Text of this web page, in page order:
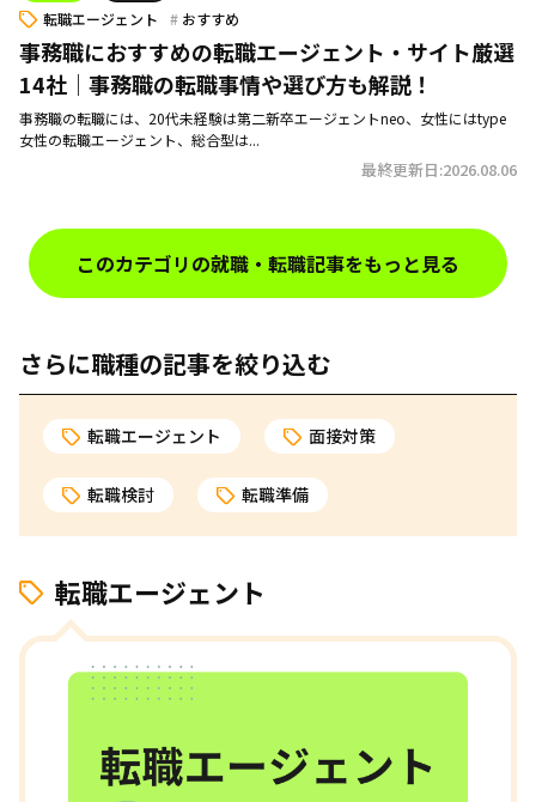
転職エージェント
おすすめ
事務職におすすめの転職エージェント・サイト厳選
14社｜事務職の転職事情や選び方も解説！
事務職の転職には、20代未経験は第二新卒エージェントneo、女性にはtype
女性の転職エージェント、総合型は...
最終更新日:2026.08.06
このカテゴリの就職・転職記事をもっと見る
さらに職種の記事を絞り込む
転職エージェント 面接対策
転職検討 転職準備
転職エージェント